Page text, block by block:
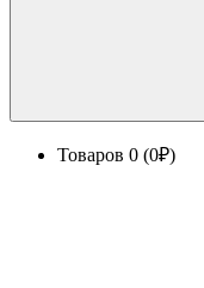
Товаров 0 (0₽)